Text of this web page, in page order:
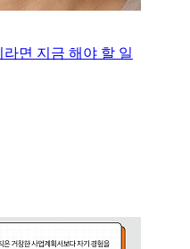
면 지금 해야 할 일